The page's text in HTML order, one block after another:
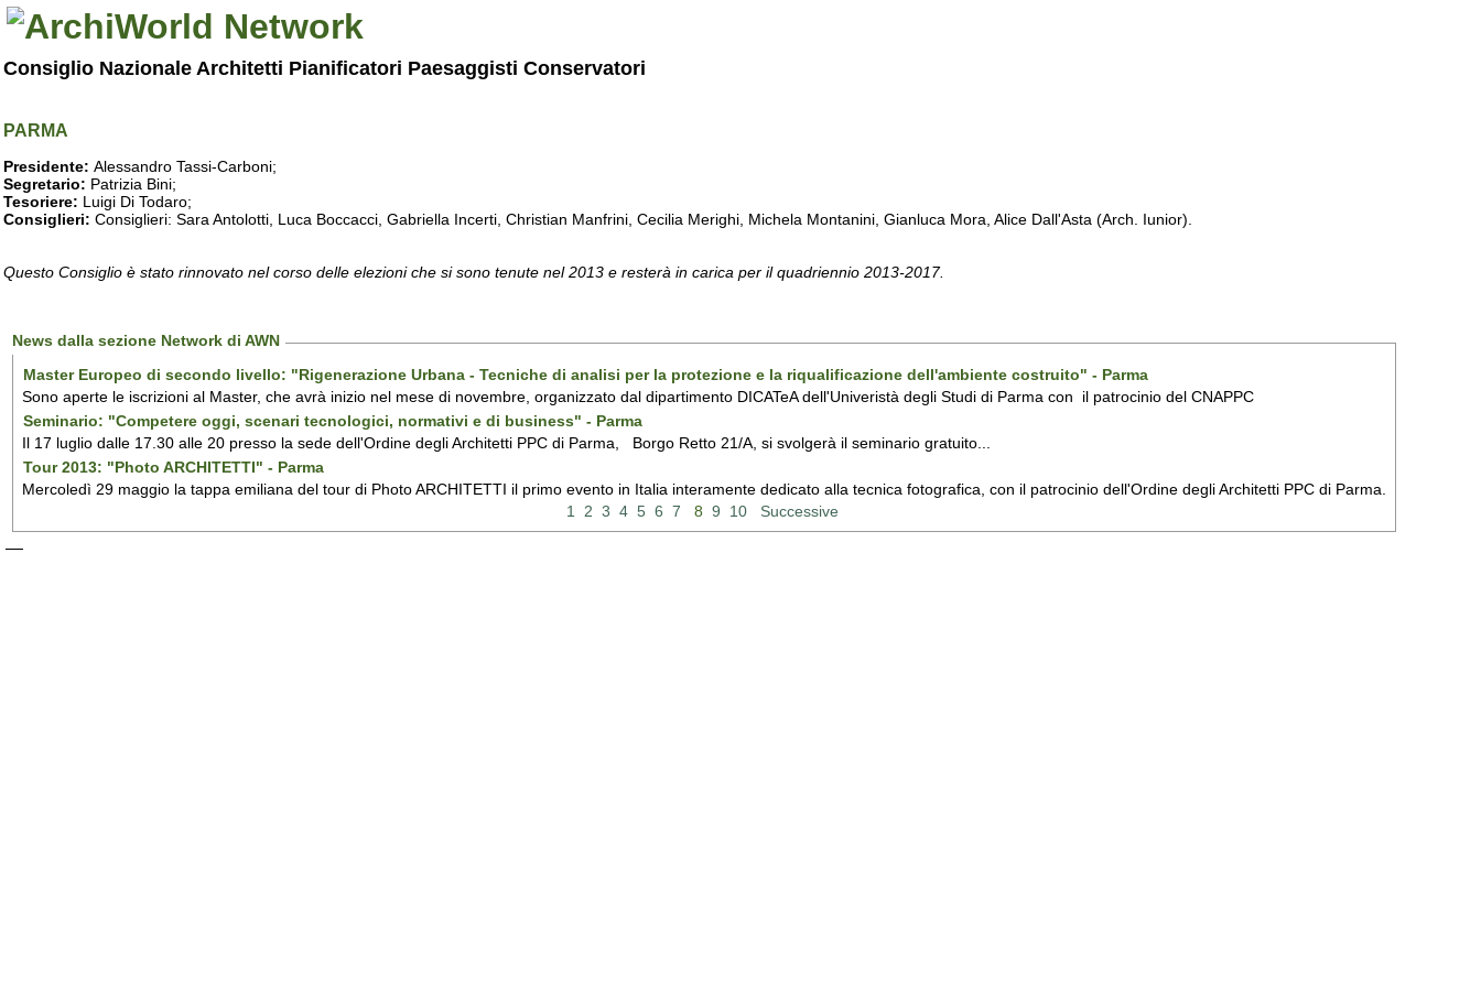
Consiglio Nazionale Architetti Pianificatori Paesaggisti Conservatori
PARMA
Presidente: Alessandro Tassi-Carboni;
Segretario: Patrizia Bini;
Tesoriere: Luigi Di Todaro;
Consiglieri: Consiglieri: Sara Antolotti, Luca Boccacci, Gabriella Incerti, Christian Manfrini, Cecilia Merighi, Michela Montanini, Gianluca Mora, Alice Dall'Asta (Arch. Iunior).
Questo Consiglio è stato rinnovato nel corso delle elezioni che si sono tenute nel 2013 e resterà in carica per il quadriennio 2013-2017.
News dalla sezione Network di AWN
Master Europeo di secondo livello: "Rigenerazione Urbana - Tecniche di analisi per la protezione e la riqualificazione dell'ambiente costruito" - Parma
Sono aperte le iscrizioni al Master, che avrà inizio nel mese di novembre, organizzato dal dipartimento DICATeA dell'Univeristà degli Studi di Parma con
il patrocinio del CNAPPC
Seminario: "Competere oggi, scenari tecnologici, normativi e di business" - Parma
Il 17 luglio dalle 17.30 alle 20 presso la sede dell'Ordine degli Architetti PPC di Parma, Borgo Retto 21/A, si svolgerà il seminario gratuito...
Tour 2013: "Photo ARCHITETTI" - Parma
Mercoledì 29 maggio la tappa emiliana del tour di Photo ARCHITETTI il primo evento in Italia interamente dedicato alla tecnica fotografica, con il patrocinio dell'Ordine degli Architetti PPC di Parma.
1
2 3 4 5 6 7 8 9 10 Successive